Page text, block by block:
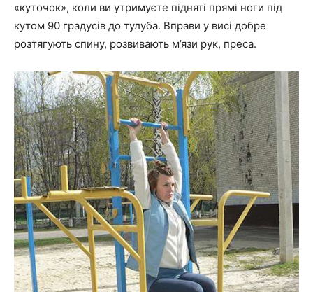
«куточок», коли ви утримуєте підняті прямі ноги під
кутом 90 градусів до тулуба. Вправи у висі добре
розтягують спину, розвивають м’язи рук, преса.